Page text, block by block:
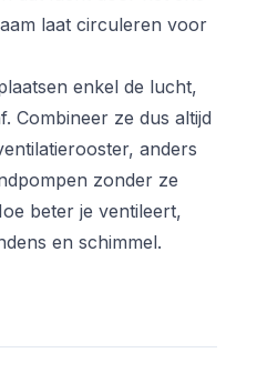
laat circuleren voor
enkel de lucht,
Combineer ze dus altijd
anders
zonder ze
beter je ventileert,
en schimmel.